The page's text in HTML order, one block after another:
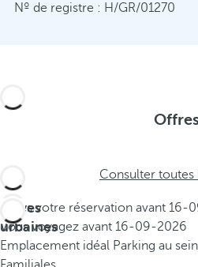
Nº de registre : H/GR/01270
Consulter toutes
Offres
urbaines
Faites votre réservation avant 16-
Vous voyagez avant 16-09-2026
Emplacement idéal Parking au